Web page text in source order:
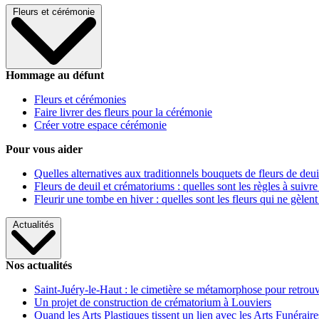
Fleurs et cérémonie
Hommage au défunt
Fleurs et cérémonies
Faire livrer des fleurs pour la cérémonie
Créer votre espace cérémonie
Pour vous aider
Quelles alternatives aux traditionnels bouquets de fleurs de
Fleurs de deuil et crématoriums : quelles sont les règles à
Fleurir une tombe en hiver : quelles sont les fleurs qui ne gèlent
Actualités
Nos actualités
Saint-Juéry-le-Haut : le cimetière se métamorphose pour
Un projet de construction de crématorium à Louviers
Quand les Arts Plastiques tissent un lien avec les Arts